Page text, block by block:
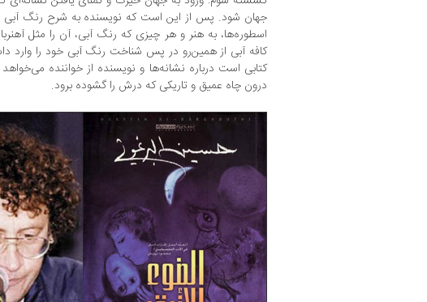
جهان شود. پس از این است که نویسنده به شرح رنگ آبی
اسطوره‌ها، به هنر و هر چیزی که رنگ آبی، آن را مثل
کافه آبی از همین‌رو در پس شناخت رنگ آبی خود را وارد
کتابی است درباره نشانه‌ها و نویسنده از خواننده
درون چاه عمیق و تاریکی که درش را گشوده برود.